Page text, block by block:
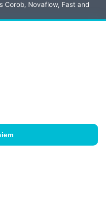
Corob, Novaflow, Fast and
prawa zastrzeżone.